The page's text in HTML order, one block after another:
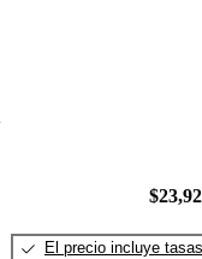
El precio incluye tasas